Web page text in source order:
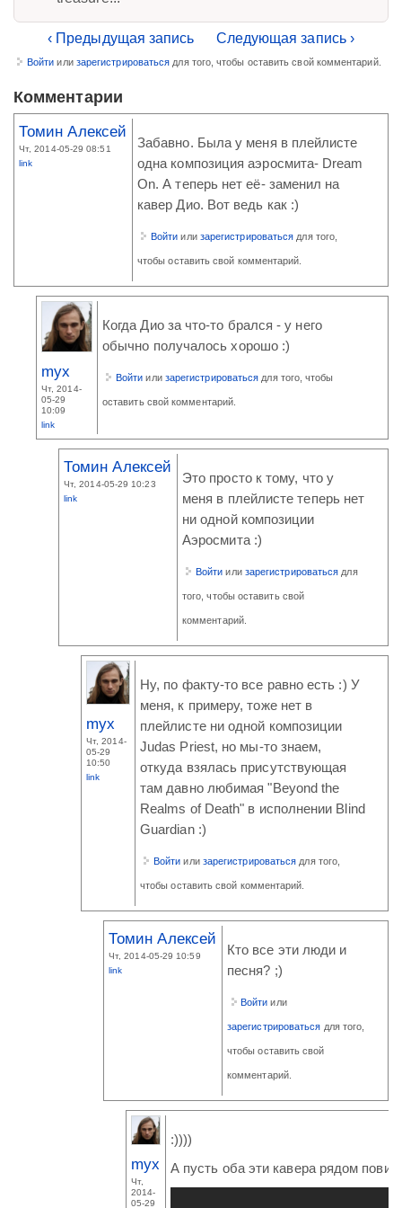
‹ Предыдущая запись Следующая запись ›
Войти или зарегистрироваться для того, чтобы оставить свой комментарий.
Комментарии
Томин Алексей
Чт, 2014-05-29 08:51
link
Забавно. Была у меня в плейлисте
одна композиция аэросмита- Dream
On. А теперь нет её- заменил на
кавер Дио. Вот ведь как :)
Войти или зарегистрироваться для того,
чтобы оставить свой комментарий.
myx
Чт, 2014-
05-29
10:09
link
Когда Дио за что-то брался - у него
обычно получалось хорошо :)
Войти или зарегистрироваться для того, чтобы
оставить свой комментарий.
Томин Алексей
Чт, 2014-05-29 10:23
link
Это просто к тому, что у
меня в плейлисте теперь нет
ни одной композиции
Аэросмита :)
Войти или зарегистрироваться для
того, чтобы оставить свой
комментарий.
myx
Чт, 2014-
05-29
10:50
link
Ну, по факту-то все равно есть :) У
меня, к примеру, тоже нет в
плейлисте ни одной композиции
Judas Priest, но мы-то знаем,
откуда взялась присутствующая
там давно любимая "Beyond the
Realms of Death" в исполнении Blind
Guardian :)
Войти или зарегистрироваться для того,
чтобы оставить свой комментарий.
Томин Алексей
Чт, 2014-05-29 10:59
link
Кто все эти люди и
песня? ;)
Войти или
зарегистрироваться для того,
чтобы оставить свой
комментарий.
myx
Чт,
2014-
05-29
:))))
А пусть оба эти кавера рядом